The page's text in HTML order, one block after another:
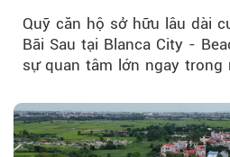
Quỹ căn hộ sở hữu lâu dài
Bãi Sau tại Blanca City -
sự quan tâm lớn ngay trong